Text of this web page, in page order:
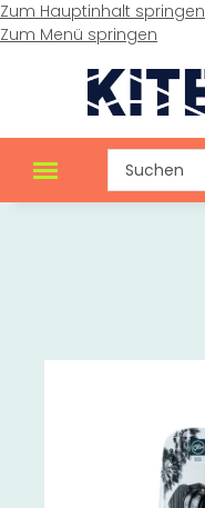
Zum Hauptinhalt springen
Zum Menü springen